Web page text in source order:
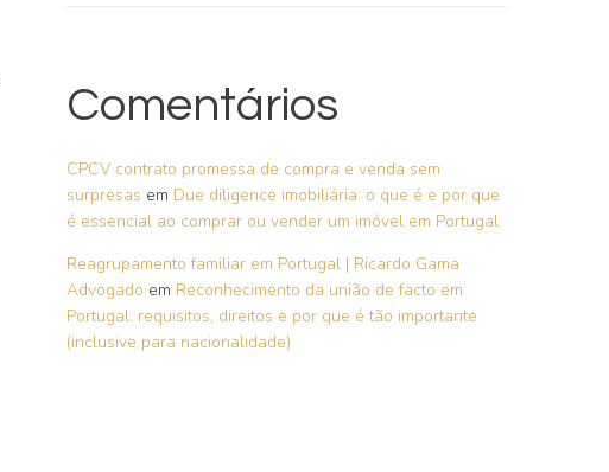
Comentários
CPCV contrato promessa de compra e venda sem
surpresas em Due diligence imobiliária: o que é e por que
é essencial ao comprar ou vender um imóvel em Portugal
Reagrupamento familiar em Portugal | Ricardo Gama
Advogado em Reconhecimento da união de facto em
Portugal: requisitos, direitos e por que é tão importante
(inclusive para nacionalidade)